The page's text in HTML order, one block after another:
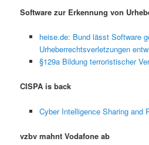
Software zur Erkennung von
heise.de: Bund lässt Software
Urheberrechtsverletzungen
§129a Bildung terroristischer
CISPA is back
Cyber Intelligence Sharing and
vzbv mahnt Vodafone ab